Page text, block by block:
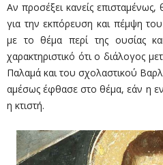
Αν προσέξει κανείς
για την εκπόρευση και πέμψη
με το θέμα περί της ουσίας
χαρακτηριστικό ότι ο διάλογος
Παλαμά και του σχολαστικού
αμέσως έφθα­σε στο θέμα, εάν η
η κτιστή.